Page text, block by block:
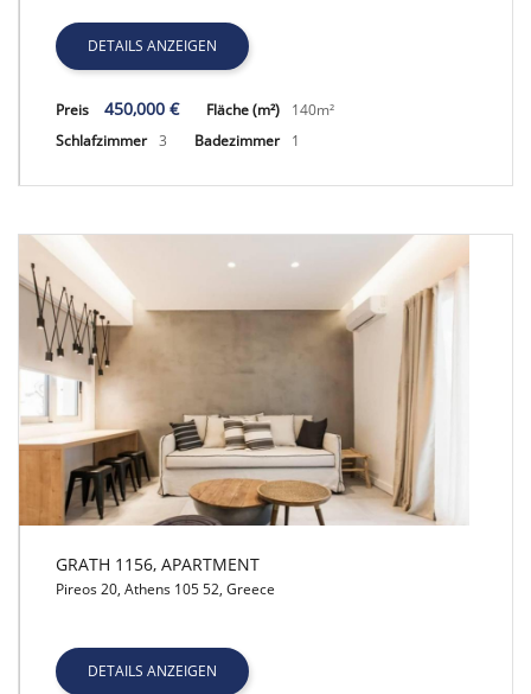
DETAILS ANZEIGEN
Preis 450,000 € Fläche (m²)
140m²
Schlafzimmer 3 Badezimmer 1
GRATH 1156, APARTMENT
Pireos 20, Athens 105 52, Greece
DETAILS ANZEIGEN